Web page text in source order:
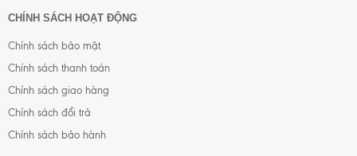
CHÍNH SÁCH HOẠT ĐỘNG
Chính sách bảo mật
Chính sách thanh toán
Chính sách giao hàng
Chính sách đổi trả
Chính sách bảo hành